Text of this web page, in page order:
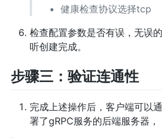
健康检查协议选择tcp
检查配置参数是否有误，无误
听创建完成。
步骤三：验证连通性
完成上述操作后，客户端可以
署了gRPC服务的后端服务器，